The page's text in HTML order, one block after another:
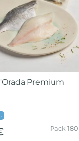
Unitat 350-450g -